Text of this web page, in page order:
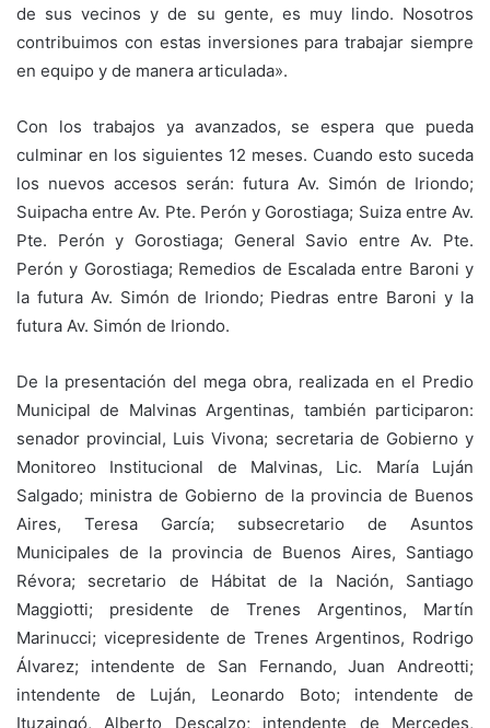
de sus vecinos y de su gente, es muy lindo. Nosotros
contribuimos con estas inversiones para trabajar siempre
en equipo y de manera articulada».
Con los trabajos ya avanzados, se espera que pueda
culminar en los siguientes 12 meses. Cuando esto suceda
los nuevos accesos serán: futura Av. Simón de Iriondo;
Suipacha entre Av. Pte. Perón y Gorostiaga; Suiza entre Av.
Pte. Perón y Gorostiaga; General Savio entre Av. Pte.
Perón y Gorostiaga; Remedios de Escalada entre Baroni y
la futura Av. Simón de Iriondo; Piedras entre Baroni y la
futura Av. Simón de Iriondo.
De la presentación del mega obra, realizada en el Predio
Municipal de Malvinas Argentinas, también participaron:
senador provincial, Luis Vivona; secretaria de Gobierno y
Monitoreo Institucional de Malvinas, Lic. María Luján
Salgado; ministra de Gobierno de la provincia de Buenos
Aires, Teresa García; subsecretario de Asuntos
Municipales de la provincia de Buenos Aires, Santiago
Révora; secretario de Hábitat de la Nación, Santiago
Maggiotti; presidente de Trenes Argentinos, Martín
Marinucci; vicepresidente de Trenes Argentinos, Rodrigo
Álvarez; intendente de San Fernando, Juan Andreotti;
intendente de Luján, Leonardo Boto; intendente de
Ituzaingó, Alberto Descalzo; intendente de Mercedes,